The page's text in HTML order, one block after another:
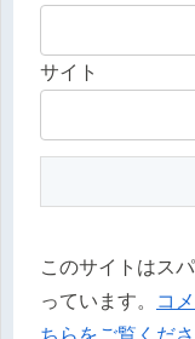
サイト
このサイトはス
っています。
コ